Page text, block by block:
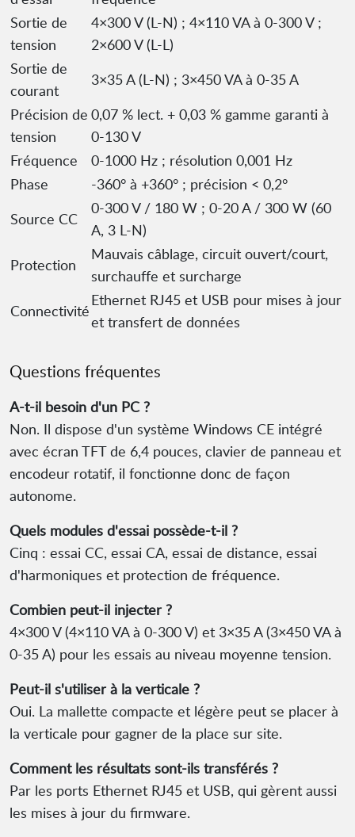
Sortie de
tension
4×300 V (L-N) ; 4×110 VA à 0-300 V ;
2×600 V (L-L)
Sortie de
courant
3×35 A (L-N) ; 3×450 VA à 0-35 A
Précision de
tension
0,07 % lect. + 0,03 % gamme garanti à
0-130 V
Fréquence
0-1000 Hz ; résolution 0,001 Hz
Phase
-360° à +360° ; précision < 0,2°
Source CC
0-300 V / 180 W ; 0-20 A / 300 W (60
A, 3 L-N)
Protection
Mauvais câblage, circuit ouvert/court,
surchauffe et surcharge
Connectivité
Ethernet RJ45 et USB pour mises à jour
et transfert de données
Questions fréquentes
A-t-il besoin d'un PC ?
Non. Il dispose d'un système Windows CE intégré
avec écran TFT de 6,4 pouces, clavier de panneau et
encodeur rotatif, il fonctionne donc de façon
autonome.
Quels modules d'essai possède-t-il ?
Cinq : essai CC, essai CA, essai de distance, essai
d'harmoniques et protection de fréquence.
Combien peut-il injecter ?
4×300 V (4×110 VA à 0-300 V) et 3×35 A (3×450 VA à
0-35 A) pour les essais au niveau moyenne tension.
Peut-il s'utiliser à la verticale ?
Oui. La mallette compacte et légère peut se placer à
la verticale pour gagner de la place sur site.
Comment les résultats sont-ils transférés ?
Par les ports Ethernet RJ45 et USB, qui gèrent aussi
les mises à jour du firmware.